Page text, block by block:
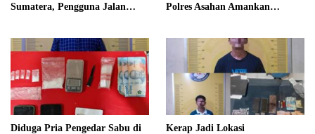
Sumatera, Pengguna Jalan
Polres Asahan Amankan
Diduga Pria Pengedar Sabu di
Kerap Jadi Lokasi